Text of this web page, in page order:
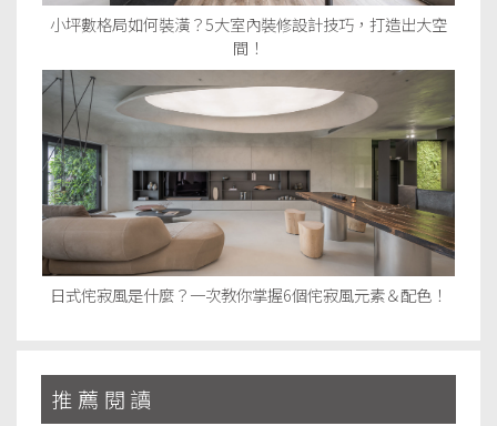
小坪數格局如何裝潢？5大室內裝修設計技巧，打造出大空
間！
日式侘寂風是什麼？一次教你掌握6個侘寂風元素＆配色！
推薦閱讀